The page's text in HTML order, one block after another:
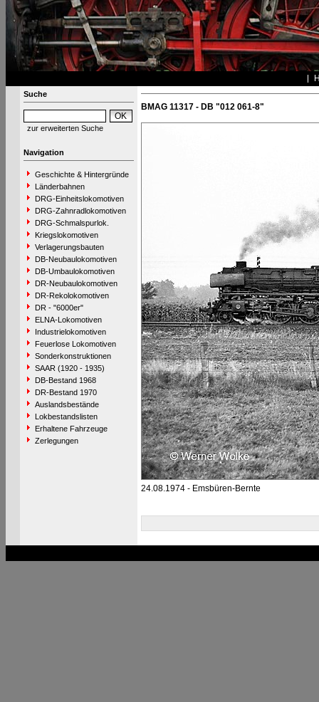
Suche
zur erweiterten Suche
Navigation
Geschichte & Hintergründe
Länderbahnen
DRG-Einheitslokomotiven
DRG-Zahnradlokomotiven
DRG-Schmalspurlok.
Kriegslokomotiven
Verlagerungsbauten
DB-Neubaulokomotiven
DB-Umbaulokomotiven
DR-Neubaulokomotiven
DR-Rekolokomotiven
DR - "6000er"
ELNA-Lokomotiven
Industrielokomotiven
Feuerlose Lokomotiven
Sonderkonstruktionen
SAAR (1920 - 1935)
DB-Bestand 1968
DR-Bestand 1970
Auslandsbestände
Lokbestandslisten
Erhaltene Fahrzeuge
Zerlegungen
BMAG 11317 - DB "012 061-8"
24.08.1974 - Emsbüren-Bernte